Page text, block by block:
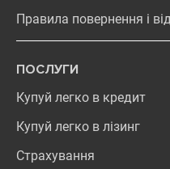
Правила повернення і
ПОСЛУГИ
Купуй легко в кредит
Купуй легко в лізинг
Страхування